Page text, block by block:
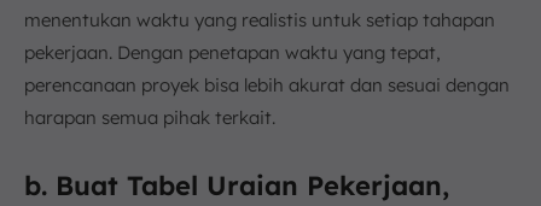
menentukan waktu yang realistis untuk setiap tahapan
pekerjaan. Dengan penetapan waktu yang tepat,
perencanaan proyek bisa lebih akurat dan sesuai dengan
harapan semua pihak terkait.
b. Buat Tabel Uraian Pekerjaan,